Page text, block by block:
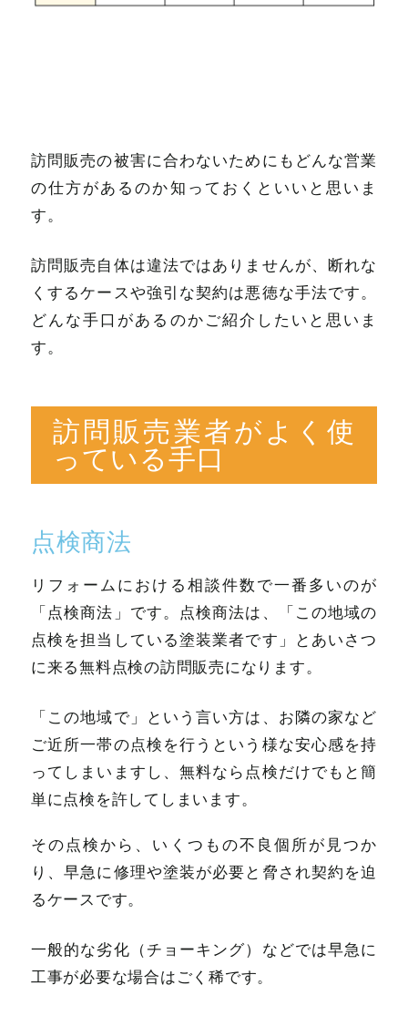
訪問販売の被害に合わないためにもどんな営業
の仕方があるのか知っておくといいと思いま
す。
訪問販売自体は違法ではありませんが、断れな
くするケースや強引な契約は悪徳な手法です。
どんな手口があるのかご紹介したいと思いま
す。
訪問販売業者がよく使
っている手口
点検商法
リフォームにおける相談件数で一番多いのが
「点検商法」です。点検商法は、「この地域の
点検を担当している塗装業者です」とあいさつ
に来る無料点検の訪問販売になります。
「この地域で」という言い方は、お隣の家など
ご近所一帯の点検を行うという様な安心感を持
ってしまいますし、無料なら点検だけでもと簡
単に点検を許してしまいます。
その点検から、いくつもの不良個所が見つか
り、早急に修理や塗装が必要と脅され契約を迫
るケースです。
一般的な劣化（チョーキング）などでは早急に
工事が必要な場合はごく稀です。